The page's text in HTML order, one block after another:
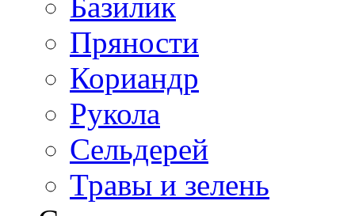
Пряности
Кориандр
Рукола
Сельдерей
Травы и зелень